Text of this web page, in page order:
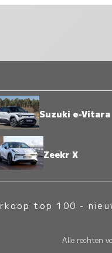
Suzuki e-Vitara
Zeekr X
top 100 -
Alle rechten